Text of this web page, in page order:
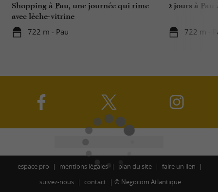
Shopping à Pau, une journée qui rime
avec lèche-vitrine
722 m - Pau
2 jours à
722 m -
espace pro mentions légales plan du site
faire un lien
suivez-nous
contact © Negocom Atlantique